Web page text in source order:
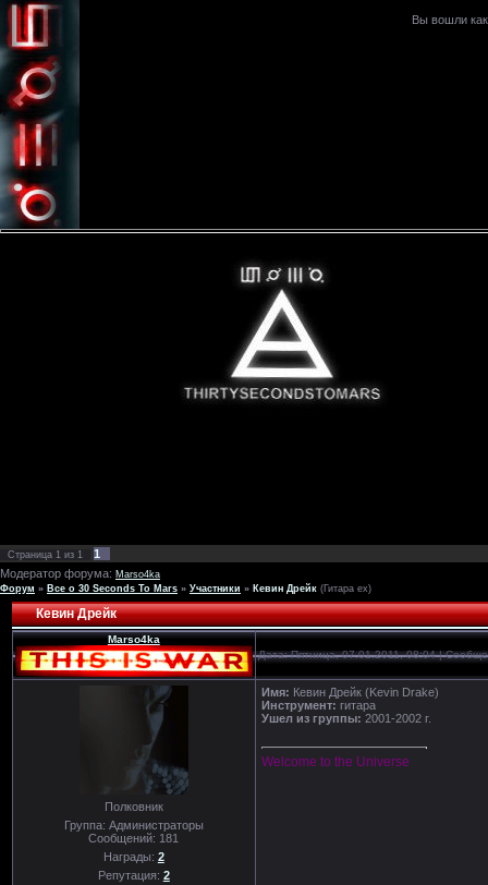
Вы вошли
Страница 1 из 1
1
Модератор форума: Marso4ka
Форум » Все о 30 Seconds To Mars » Участники » Кевин Дрейк (Гитара ex)
Кевин Дрейк
Marso4ka
Дата: Пятница, 07.01.2011, 08:04 |
Полковник
Группа: Администраторы
Сообщений: 181
Награды: 2
Репутация: 2
Имя: Кевин Дрейк (Kevin Drake)
Инструмент: гитара
Ушел из группы: 2001-2002 г.
Welcome to the Universe